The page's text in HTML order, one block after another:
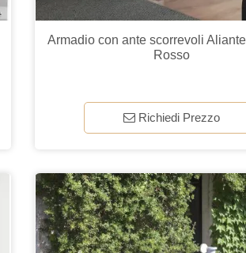
Armadio con ante scorrevoli
Rosso
Richiedi Prezzo